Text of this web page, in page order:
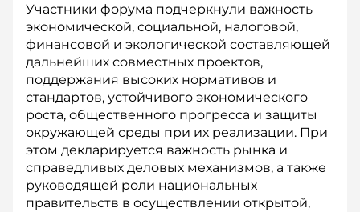
Участники форума подчеркнули важ­ность
экономической, социальной, налоговой,
финансовой и экологической сос­тавляющей
дальнейших совместных проектов,
поддержания высоких нормативов и
стандартов, устойчивого экономического
роста, общественного прогресса и защиты
окружающей среды при их реализации. При
этом декларируется важность рынка и
справедливых деловых механизмов, а также
руководящей роли национальных
правительств в осуществлении открытой,